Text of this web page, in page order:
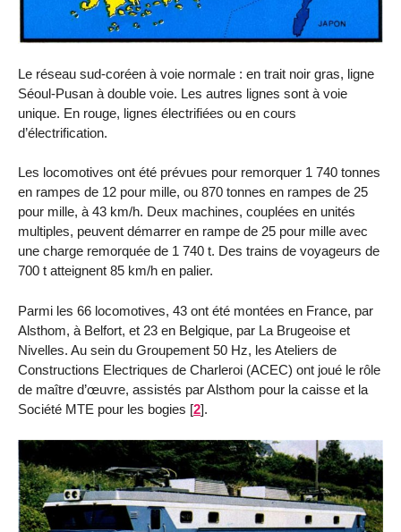
Le réseau sud-coréen à voie normale : en trait noir gras, ligne
Séoul-Pusan à double voie. Les autres lignes sont à voie
unique. En rouge, lignes électrifiées ou en cours
d’électrification.
Les locomotives ont été prévues pour remorquer 1 740 tonnes
en rampes de 12 pour mille, ou 870 tonnes en rampes de 25
pour mille, à 43 km/h. Deux machines, couplées en unités
multiples, peuvent démarrer en rampe de 25 pour mille avec
une charge remorquée de 1 740 t. Des trains de voyageurs de
700 t atteignent 85 km/h en palier.
Parmi les 66 locomotives, 43 ont été montées en France, par
Alsthom, à Belfort, et 23 en Belgique, par La Brugeoise et
Nivelles. Au sein du Groupement 50 Hz, les Ateliers de
Constructions Electriques de Charleroi (ACEC) ont joué le rôle
de maître d’œuvre, assistés par Alsthom pour la caisse et la
Société MTE pour les bogies [2].